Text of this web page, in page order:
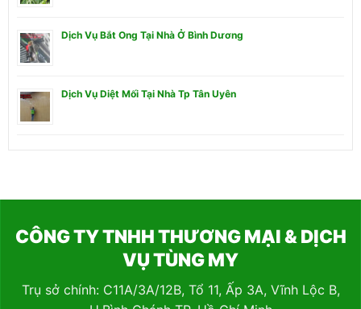
Dịch Vụ Bắt Ong Tại Nhà Ở Bình Dương
Dịch Vụ Diệt Mối Tại Nhà Tp Tân Uyên
CÔNG TY TNHH THƯƠNG MẠI & DỊCH
VỤ TÙNG MY
Trụ sở chính: C11A/3A/12B, Tổ 11, Ấp 3A, Vĩnh Lộc B,